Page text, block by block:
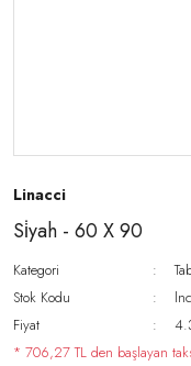
Linacci
Si̇yah - 60 X 90
Kategori
Stok Kodu
Fiyat
* 706,27 TL den başlayan